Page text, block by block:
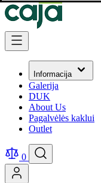
Informacija
Galerija
DUK
About Us
Pagalvėlės kaklui
Outlet
0